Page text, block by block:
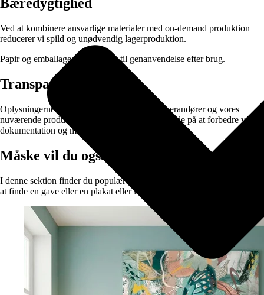
Bæredygtighed
Ved at kombinere ansvarlige materialer med on-demand produktion
reducerer vi spild og unødvendig lagerproduktion.
Papir og emballage kan sorteres til genanvendelse efter brug.
Transparens
Oplysningerne er baseret på data fra vores leverandører og vores
nuværende produktionssetup. Vi arbejder løbende på at forbedre vores
dokumentation og materialevalg.
Måske vil du også synes om:
I denne sektion finder du populære kategorier der gør det lettere for dig
at finde en gave eller en plakat eller lærredprint til dig selv.